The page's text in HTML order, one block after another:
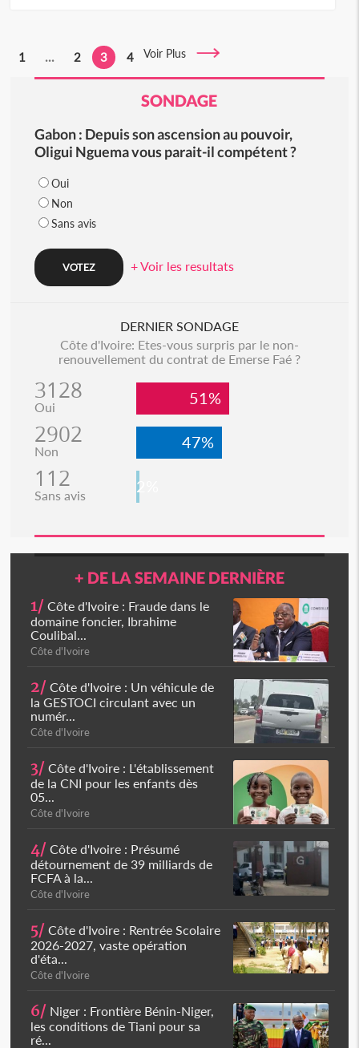
1 ... 2 3 4 Voir Plus
SONDAGE
Gabon : Depuis son ascension au pouvoir,
Oligui Nguema vous parait-il compétent ?
Oui
Non
Sans avis
+ Voir les resultats
DERNIER SONDAGE
Côte d'Ivoire: Etes-vous surpris par le non-
renouvellement du contrat de Emerse Faé ?
3128
Oui 51%
2902
Non 47%
112
Sans avis 2%
+ DE LA SEMAINE DERNIÈRE
1/ Côte d'Ivoire : Fraude dans le
domaine foncier, Ibrahime
Coulibal...
Côte d'Ivoire
2/ Côte d'Ivoire : Un véhicule de
la GESTOCI circulant avec un
numér...
Côte d'Ivoire
3/ Côte d'Ivoire : L'établissement
de la CNI pour les enfants dès
05...
Côte d'Ivoire
4/ Côte d'Ivoire : Présumé
détournement de 39 milliards de
FCFA à la...
Côte d'Ivoire
5/ Côte d'Ivoire : Rentrée Scolaire
2026-2027, vaste opération
d'éta...
Côte d'Ivoire
6/ Niger : Frontière Bénin-Niger,
les conditions de Tiani pour sa
ré...